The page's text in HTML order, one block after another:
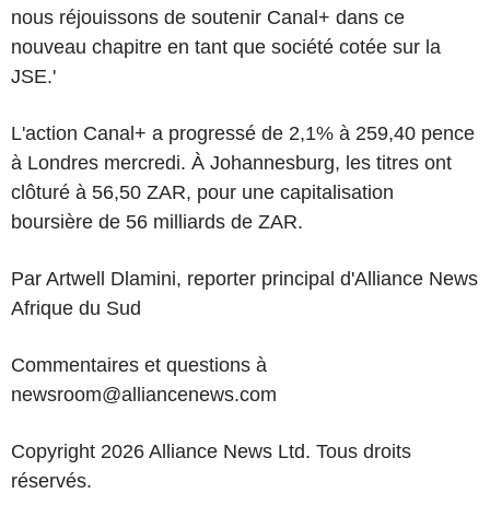
nous réjouissons de soutenir Canal+ dans ce
nouveau chapitre en tant que société cotée sur la
JSE.'
L'action Canal+ a progressé de 2,1% à 259,40 pence
à Londres mercredi. À Johannesburg, les titres ont
clôturé à 56,50 ZAR, pour une capitalisation
boursière de 56 milliards de ZAR.
Par Artwell Dlamini, reporter principal d'Alliance News
Afrique du Sud
Commentaires et questions à
newsroom@alliancenews.com
Copyright 2026 Alliance News Ltd. Tous droits
réservés.